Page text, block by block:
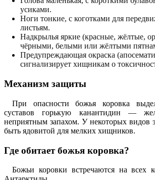
усиками.
Ноги тонкие, с коготками для
листьям.
Надкрылья яркие (красные, жёлтые,
чёрными, белыми или жёлтыми
Предупреждающая окраска
сигнализирует хищникам о
Механизм защиты
При опасности божья коровка
суставов горькую канантидин —
неприятным запахом. У некоторых видов
быть ядовитой для мелких хищников.
Где обитает божья коровка?
Божьи коровки встречаются на всех